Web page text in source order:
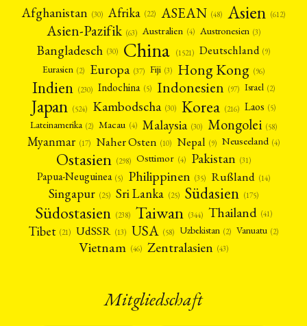
Afghanistan (30) Afrika (22) ASEAN (48) Asien (612)
Asien-Pazifik (63) Australien (4) Austronesien (3)
Bangladesch (30) China (1521) Deutschland (9)
Eurasien (2) Europa (37) Fiji (3) Hong Kong (96)
Indien (230) Indochina (5) Indonesien (97) Israel (2)
Japan (524) Kambodscha (30) Korea (216) Laos (5)
Lateinamerika (2) Macau (4) Malaysia (30) Mongolei (58)
Myanmar (17) Naher Osten (10) Nepal (9) Neuseeland (4)
Ostasien (298) Osttimor (4) Pakistan (31)
Papua-Neuguinea (5) Philippinen (35) Rußland (14)
Singapur (25) Sri Lanka (25) Südasien (175)
Südostasien (238) Taiwan (344) Thailand (41)
Tibet (21) UdSSR (13) USA (58) Uzbekistan (2) Vanuatu (2)
Vietnam (46) Zentralasien (43)
Mitgliedschaft